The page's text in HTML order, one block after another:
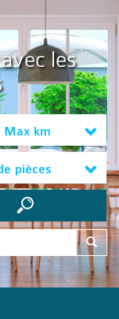
les
Max km
pièces